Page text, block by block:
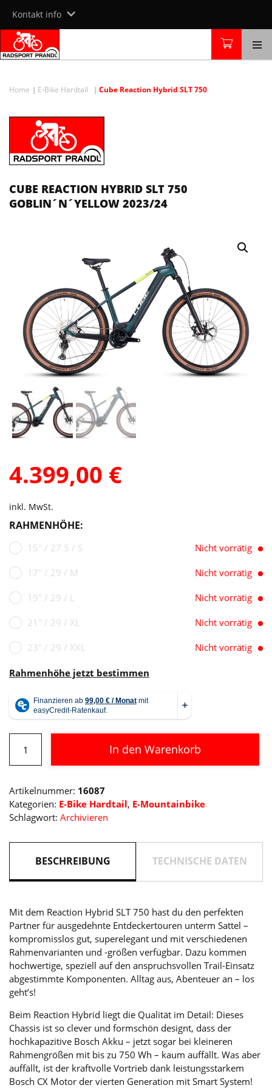
content
Kontakt info
Home E-Bike Hardtail Cube Reaction Hybrid SLT 750
CUBE REACTION HYBRID SLT 750
GOBLIN´N´YELLOW 2023/24
4.399,00 €
inkl. MwSt.
RAHMENHÖHE:
15" / 27.5 / S Nicht vorrätig
17" / 29 / M Nicht vorrätig
19" / 29 / L Nicht vorrätig
21" / 29 / XL Nicht vorrätig
23" / 29 / XXL Nicht vorrätig
Rahmenhöhe jetzt bestimmen
Reaction
Hybrid
750
Menge
In den Warenkorb
Artikelnummer: 16087
Kategorien: E-Bike Hardtail, E-Mountainbike
Schlagwort: Archivieren
BESCHREIBUNG TECHNISCHE DATEN
Mit dem Reaction Hybrid SLT 750 hast du den perfekten
Partner für ausgedehnte Entdeckertouren unterm Sattel –
kompromisslos gut, superelegant und mit verschiedenen
Rahmenvarianten und -größen verfügbar. Dazu kommen
hochwertige, speziell auf den anspruchsvollen Trail-Einsatz
abgestimmte Komponenten. Alltag aus, Abenteuer an – los
geht’s!
Beim Reaction Hybrid liegt die Qualität im Detail: Dieses
Chassis ist so clever und formschön designt, dass der
hochkapazitive Bosch Akku – jetzt sogar bei kleineren
Rahmengrößen mit bis zu 750 Wh – kaum auffällt. Was aber
auffällt, ist der kraftvolle Vortrieb dank leistungsstarkem
Bosch CX Motor der vierten Generation mit Smart System!